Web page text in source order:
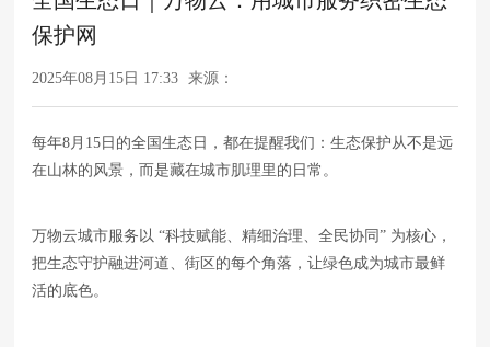
保护网
2025年08月15日 17:33 来源：
每年8月15日的全国生态日，都在提醒我们：生态保护从不是远
在山林的风景，而是藏在城市肌理里的日常。
万物云城市服务以 “科技赋能、精细治理、全民协同” 为核心，
把生态守护融进河道、街区的每个角落，让绿色成为城市最鲜
活的底色。